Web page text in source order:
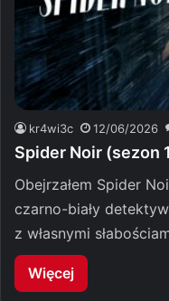
kr4wi3c 12/06/2026
Spider Noir (sezon
Obejrzałem Spider
czarno-biały
z własnymi
Więcej